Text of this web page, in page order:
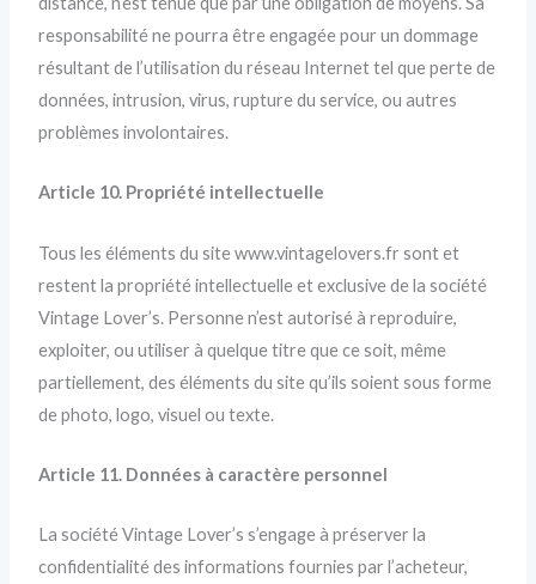
responsabilité ne pourra être engagée pour un dommage
résultant de l’utilisation du réseau Internet tel que perte de
données, intrusion, virus, rupture du service, ou autres
problèmes involontaires.
Article 10. Propriété intellectuelle
Tous les éléments du site www.vintagelovers.fr sont et
restent la propriété intellectuelle et exclusive de la société
Vintage Lover’s. Personne n’est autorisé à reproduire,
exploiter, ou utiliser à quelque titre que ce soit, même
partiellement, des éléments du site qu’ils soient sous forme
de photo, logo, visuel ou texte.
Article 11. Données à caractère personnel
La société Vintage Lover’s s’engage à préserver la
confidentialité des informations fournies par l’acheteur,